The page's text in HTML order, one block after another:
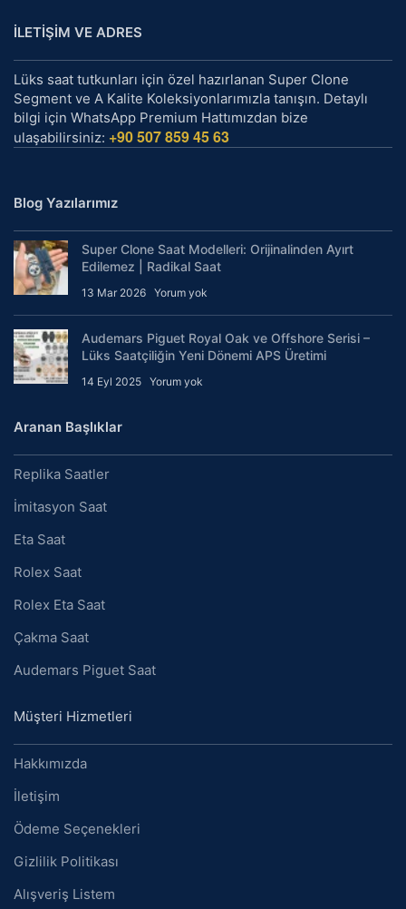
İLETİŞİM VE ADRES
Lüks saat tutkunları için özel hazırlanan Super Clone
Segment ve A Kalite Koleksiyonlarımızla tanışın. Detaylı
bilgi için WhatsApp Premium Hattımızdan bize
ulaşabilirsiniz: +90 507 859 45 63
Blog Yazılarımız
Super Clone Saat Modelleri: Orijinalinden Ayırt
Edilemez | Radikal Saat
13 Mar 2026 Yorum yok
Audemars Piguet Royal Oak ve Offshore Serisi –
Lüks Saatçiliğin Yeni Dönemi APS Üretimi
14 Eyl 2025 Yorum yok
Aranan Başlıklar
Replika Saatler
İmitasyon Saat
Eta Saat
Rolex Saat
Rolex Eta Saat
Çakma Saat
Audemars Piguet Saat
Müşteri Hizmetleri
Hakkımızda
İletişim
Ödeme Seçenekleri
Gizlilik Politikası
Alışveriş Listem